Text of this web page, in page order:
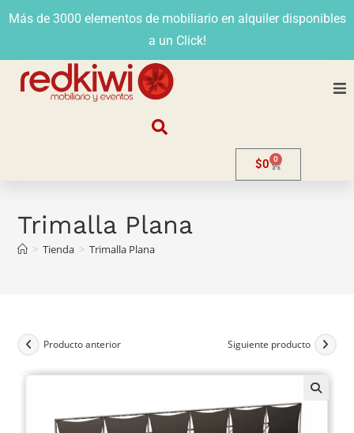
Más de 3000 elementos de mobiliario en alquiler disponibles
a un Click!
Contacto
$0 0
Trimalla Plana
> Tienda > Trimalla Plana
Producto anterior Siguiente producto